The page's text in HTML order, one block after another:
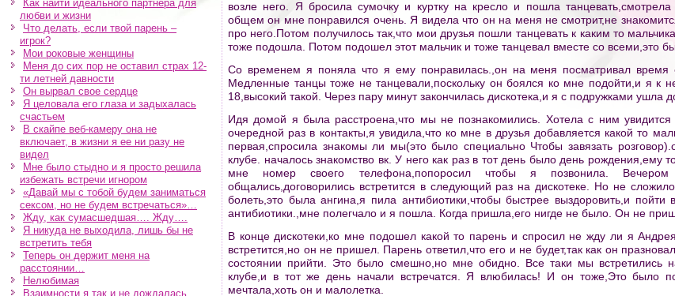
Как найти идеального партнера для
любви и жизни
Что делать, если твой парень –
игрок?
Мои роковые женщины
Меня до сих пор не оставил страх 12-
ти летней давности
Он вырвал свое сердце
Я целовала его глаза и задыхалась
счастьем
В скайпе веб-камеру она не
включает, в жизни я ее ни разу не
видел
Мне было стыдно и я просто решила
избежать встречи игнором
«Давай мы с тобой будем заниматься
сексом, но не будем встречаться»…
Жду, как сумасшедшая…. Жду….
Я никуда не выходила, лишь бы не
встретить тебя
Теперь он держит меня на
расстоянии…
Нелюбимая
Взаимности я так и не дождалась…
возле него. Я бросила сумочку и куртку на кресло и пошла
общем он мне понравился очень. Я видела что он на меня не смотрит,не
про него.Потом получилось так,что мои друзья пошли танцевать к каким то
тоже подошла. Потом подошел этот мальчик и тоже танцевал вместе со всеми,это
Со временем я поняла что я ему понравилась.,он на меня посматривал время
Медленные танцы тоже не танцевали,поскольку он боялся ко мне подойти,и я к
18,высокий такой. Через пару минут закончилась дискотека,и я с подружками ушла
Идя домой я была расстроена,что мы не познакомились. Хотела с ним
очередной раз в контакты,я увидила,что ко мне в друзья добавляется какой то
первая,спросила знакомы ли мы(это было специально Чтобы завязать
клубе. началось знакомство вк. У него как раз в тот день было день рождения,ему
мне номер своего телефона,попоросил чтобы я позвонила.
общались,договорились встретится в следующий раз на дискотеке. Но не
болеть,это была ангина,я пила антибиотики,чтобы быстрее выздоровить,и
антибиотики.,мне полегчало и я пошла. Когда пришла,его нигде не было. Он не
В конце дискотеки,ко мне подошел какой то парень и спросил не жду ли я
встретится,но он не пришел. Парень ответил,что его и не будет,так как он
состоянии прийти. Это было смешно,но мне обидно. Все таки мы
клубе,и в тот же день начали встречатся. Я влюбилась! И он тоже,Это было
мечтала,хоть он и малолетка.